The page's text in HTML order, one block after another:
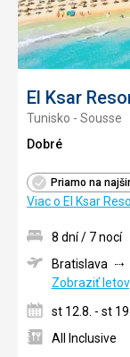
El Ksar
Tunisko - Sousse
Dobré
Priamo na
Viac o El Ksar
8 dní / 7 nocí
Bratislava
Zobraziť
st 12.8. - st
All Inclusive